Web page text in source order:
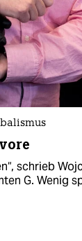
schrieb
G. Wenig